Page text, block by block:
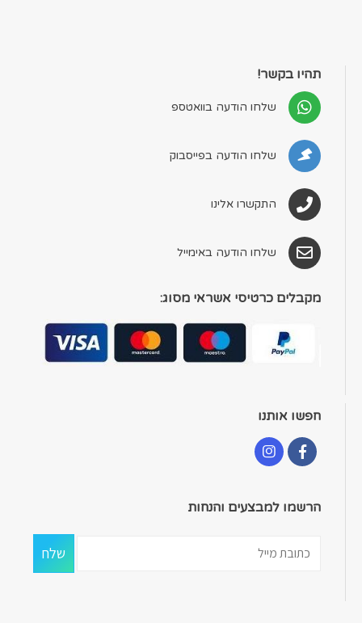
תהיו בקשר!
שלחו הודעה בוואטספ
שלחו הודעה בפייסבוק
התקשרו אלינו
שלחו הודעה באימייל
מקבלים כרטיסי אשראי מסוג:
חפשו אותנו
הרשמו למבצעים והנחות